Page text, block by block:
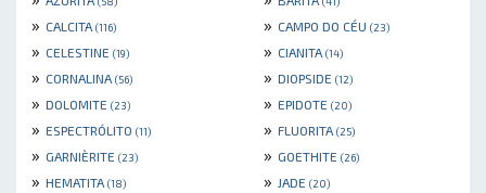
» CALCITA (116) » CAMPO DO CÉU (23)
» CELESTINE (19) » CIANITA (14)
» CORNALINA (56) » DIOPSIDE (12)
» DOLOMITE (23) » EPIDOTE (20)
» ESPECTRÓLITO (11) » FLUORITA (25)
» GARNIÈRITE (23) » GOETHITE (26)
» HEMATITA (18) » JADE (20)